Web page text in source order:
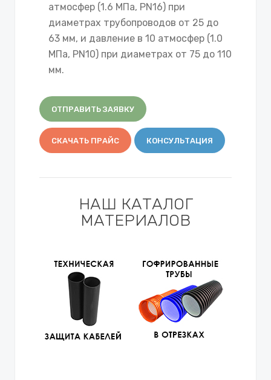
атмосфер (1.6 МПа, PN16) при
диаметрах трубопроводов от 25 до
63 мм, и давление в 10 атмосфер (1.0
МПа, PN10) при диаметрах от 75 до 110
мм.
ОТПРАВИТЬ ЗАЯВКУ
СКАЧАТЬ ПРАЙС КОНСУЛЬТАЦИЯ
НАШ КАТАЛОГ
МАТЕРИАЛОВ